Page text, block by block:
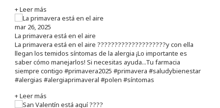
+ Leer más
mar 26, 2025
La primavera está en el aire
La primavera está en el aire ????????????????????y con ella
llegan los temidos síntomas de la alergia ¡Lo importante es
saber cómo manejarlos! Si necesitas ayuda...Tu farmacia
siempre contigo #primavera2025 #primavera #saludybienestar
#alergias #alergiaprimaveral #polen #síntomas
+ Leer más